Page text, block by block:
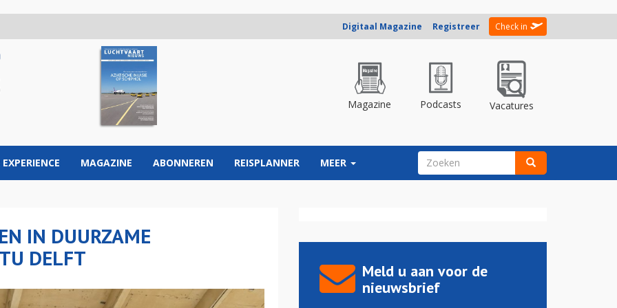
Digitaal Magazine Registreer Check in
Magazine Podcasts Vacatures
EXPERIENCE MAGAZINE ABONNEREN REISPLANNER MEER ZOEKVELD
IN DUURZAME
DELFT
Meld u aan voor de
nieuwsbrief